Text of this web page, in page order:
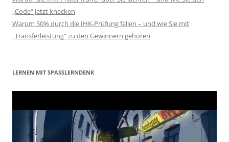
„Code“ jetzt knacken
Warum 50% durch die IHK-Prüfung fallen – und wie Sie mit
„Transferleistung“ zu den Gewinnern gehören
LERNEN MIT SPASSLERNDENK